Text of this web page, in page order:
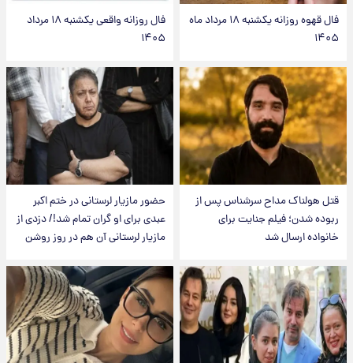
فال قهوه روزانه یکشنبه ۱۸ مرداد ماه
۱۴۰۵
فال روزانه واقعی یکشنبه ۱۸ مرداد
۱۴۰۵
قتل هولناک مداح سرشناس پس از
ربوده شدن؛ فیلم جنایت برای
خانواده ارسال شد
حضور مازیار لرستانی در ختم اکبر
عبدی برای او گران تمام شد!/ دزدی از
مازیار لرستانی آن هم در روز روشن